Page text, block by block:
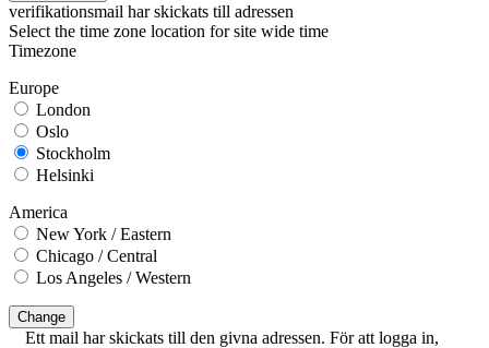
verifikationsmail har skickats till adressen
Select the time zone location for site wide time
Timezone
Europe
London
Oslo
Stockholm
Helsinki
America
New York / Eastern
Chicago / Central
Los Angeles / Western
Change
Ett mail har skickats till den givna adressen. För att logga in,